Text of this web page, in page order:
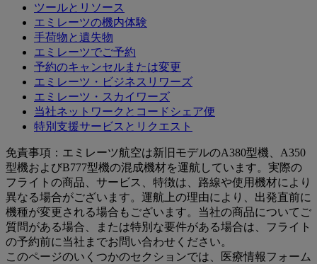
ツールとリソース
エミレーツの機内体験
手荷物と遺失物
エミレーツでご予約
予約のキャンセルまたは変更
エミレーツ・ビジネスリワーズ
エミレーツ・スカイワーズ
当社ネットワークとコードシェア便
特別支援サービスとリクエスト
免責事項：エミレーツ航空は新旧モデルのA380型機、A350
型機およびB777型機の混成機材を運航しています。実際の
フライトの商品、サービス、特徴は、路線や使用機材により
異なる場合がございます。運航上の理由により、出発直前に
機種が変更される場合もございます。当社の商品についてご
質問がある場合、または特別な要件がある場合は、フライト
の予約前に当社までお問い合わせください。
このページのいくつかのセクションでは、医療情報フォーム